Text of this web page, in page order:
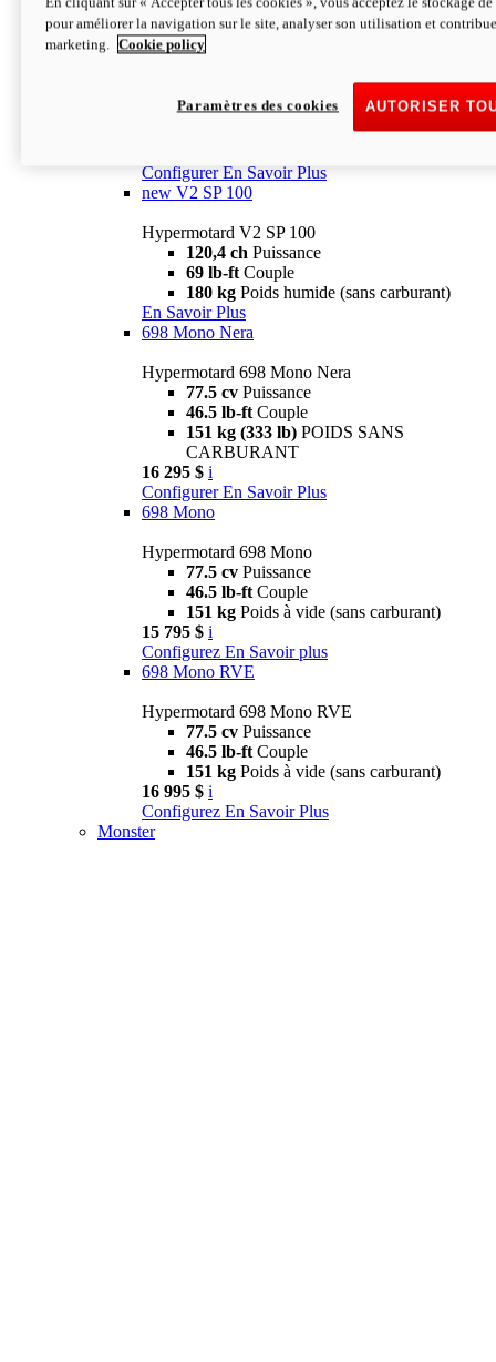
Configurer En Savoir Plus
newV2 SP
69 lb-ftCouple
Poids humide (sans carburant)
Configurer En Savoir Plus
new V2 SP 100
Hypermotard V2 SP 100
120,4 ch Puissance
69 lb-ft Couple
180 kg Poids humide (sans carburant)
En Savoir Plus
698 Mono Nera
Hypermotard 698 Mono Nera
77.5 cv Puissance
46.5 lb-ft Couple
151 kg (333 lb) POIDS SANS
CARBURANT
16 295 $ i
Configurer En Savoir Plus
698 Mono
Hypermotard 698 Mono
77.5 cv Puissance
46.5 lb-ft Couple
151 kg Poids à vide (sans carburant)
15 795 $ i
Configurez En Savoir plus
698 Mono RVE
Hypermotard 698 Mono RVE
77.5 cv Puissance
46.5 lb-ft Couple
151 kg Poids à vide (sans carburant)
16 995 $ i
Configurez En Savoir Plus
Monster
pour améliorer la navigation sur le site, analyser son utilisation et
marketing.
Cookie policy
AUTORISER
Paramètres des cookies